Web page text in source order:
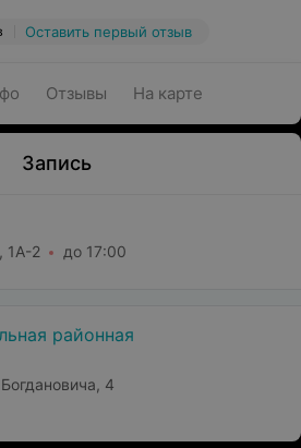
Оставить первый отзыв
Отзывы На карте
Запись
1А-2 до 17:00
районная
4